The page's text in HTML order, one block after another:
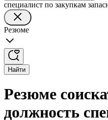
специалист по закупкам
Резюме
Найти
Резюме
должность